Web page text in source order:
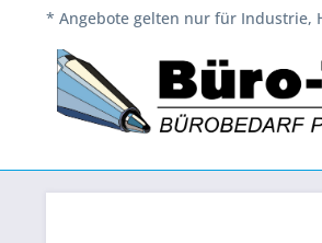
* Angebote gelten nur für Industrie,